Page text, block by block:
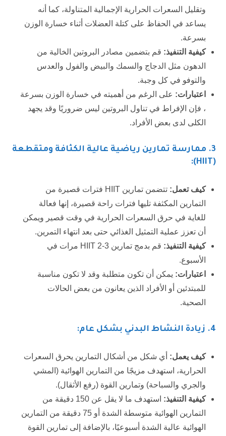
وتقليل السعرات الحرارية الإجمالية المتناولة، كما أنه
يساعد في الحفاظ على كتلة العضلات أثناء خسارة الوزن
بسرعة.
كيفية التنفيذ: قم بتضمين مصادر البروتين الخالية من
الدهون مثل الدجاج والسمك والبيض والفول والعدس
والتوفو في كل وجبة.
اعتبارات: على الرغم من أهميته في خسارة الوزن بسرعة
، فإن الإفراط في تناول البروتين ليس ضروريًا وقد يجهد
الكلى لدى بعض الأفراد.
3. ممارسة تمارين رياضية عالية الكثافة ومتقطعة
(HIIT):
كيف تعمل:
تتضمن تمارين HIIT فترات قصيرة من
التمارين المكثفة تليها فترات راحة قصيرة، إنها فعالة
للغاية في حرق السعرات الحرارية في وقت قصير ويمكن
أن تعزز عملية التمثيل الغذائي حتى بعد انتهاء التمرين.
كيفية التنفيذ:
قم بدمج تمارين HIIT 2-3 مرات في
الأسبوع.
اعتبارات: يمكن أن تكون متطلبة وقد لا تكون مناسبة
للمبتدئين أو الأفراد الذين يعانون من بعض الحالات
الصحية.
4. زيادة النشاط البدني بشكل عام:
كيف يعمل: أي شكل من أشكال التمارين يحرق السعرات
الحرارية، استهدف مزيجًا من التمارين الهوائية (المشي
والجري والسباحة) وتمارين القوة (رفع الأثقال).
كيفية التنفيذ:
استهدف ما لا يقل عن 150 دقيقة من
التمارين الهوائية متوسطة الشدة أو 75 دقيقة من التمارين
الهوائية عالية الشدة أسبوعيًا، بالإضافة إلى تمارين القوة